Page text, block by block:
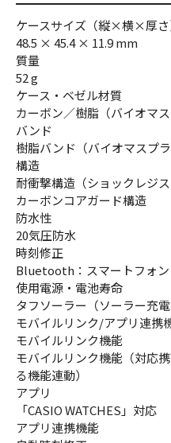
ケースサイズ（縦×横×厚さ
48.5 × 45.4 × 11.9 mm
質量
52 g
ケース・ベゼル材質
カーボン／樹脂（バイオマス
バンド
樹脂バンド（バイオマスプラ
構造
耐衝撃構造（ショックレジス
カーボンコアガード構造
防水性
20気圧防水
時刻修正
Bluetooth：スマートフォ
使用電源・電池寿命
タフソーラー（ソーラー充電
モバイルリンク/アプリ連携
モバイルリンク機能
モバイルリンク機能（対応
る機能連動）
アプリ
「CASIO WATCHES」対応
アプリ連携機能